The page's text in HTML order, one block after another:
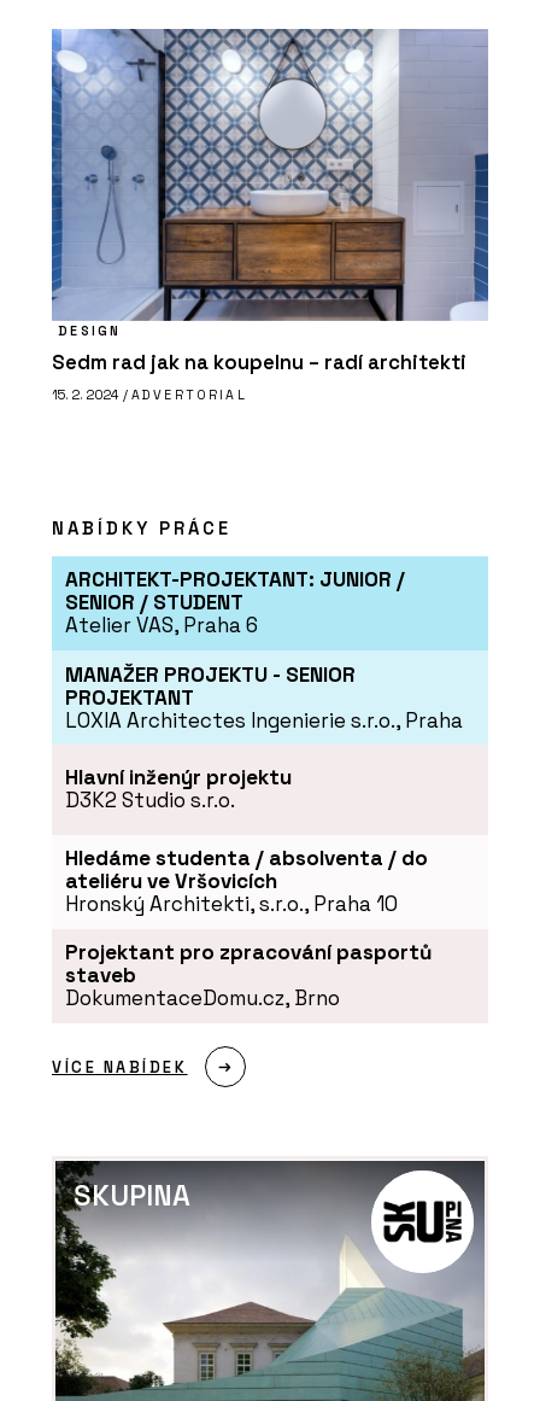
DESIGN
Sedm rad jak na koupelnu – radí architekti
15. 2. 2024 / ADVERTORIAL
NABÍDKY PRÁCE
ARCHITEKT-PROJEKTANT: JUNIOR /
SENIOR / STUDENT
Atelier VAS, Praha 6
MANAŽER PROJEKTU - SENIOR
PROJEKTANT
LOXIA Architectes Ingenierie s.r.o., Praha
Hlavní inženýr projektu
D3K2 Studio s.r.o.
Hledáme studenta / absolventa / do
ateliéru ve Vršovicích
Hronský Architekti, s.r.o., Praha 10
Projektant pro zpracování pasportů
staveb
DokumentaceDomu.cz, Brno
VÍCE NABÍDEK
SKUPINA